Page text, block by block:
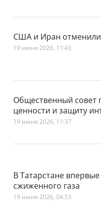
США и Иран
19 июня 2026, 11:43
Общественный совет
ценности и защиту
19 июня 2026, 11:37
В Татарстане
сжиженного газа
19 июня 2026, 04:53